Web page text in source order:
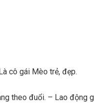
cô gái Mèo trẻ, đẹp.
theo đuổi. – Lao động